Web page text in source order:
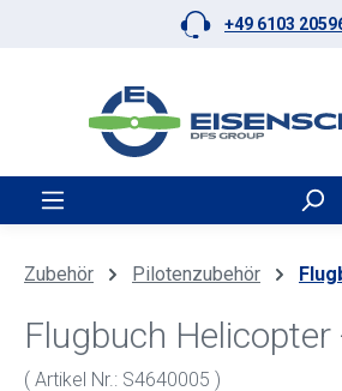
Zum Hauptinhalt springen+49 6103
Zubehör Pilotenzubehör
Flugbuch
( Artikel Nr.: S4640005 )